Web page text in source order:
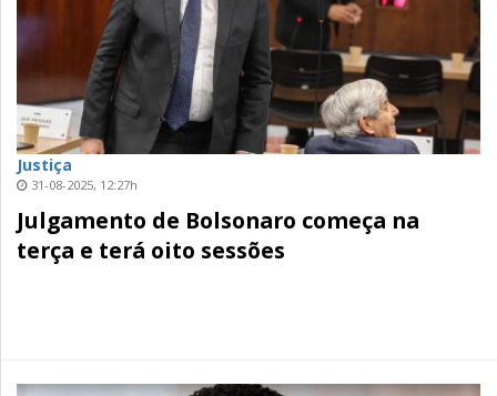
Justiça
31-08-2025, 12:27h
Julgamento de Bolsonaro começa na
terça e terá oito sessões